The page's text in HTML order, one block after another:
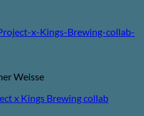
Weisse
x Kings Brewing collab